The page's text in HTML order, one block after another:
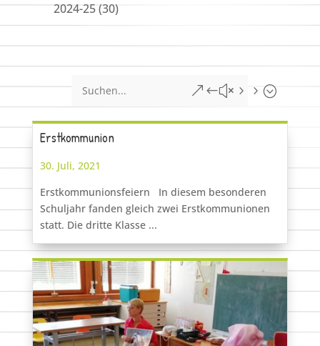
2024-25(30)
&#x55;
Erstkommunion
30. Juli, 2021
Erstkommunionsfeiern In diesem besonderen
Schuljahr fanden gleich zwei Erstkommunionen
statt. Die dritte Klasse ...